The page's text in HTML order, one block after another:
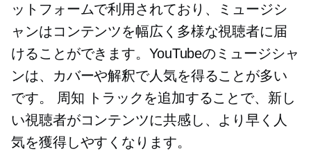
ットフォームで利用されており、ミュージシ
ャンはコンテンツを幅広く多様な視聴者に届
けることができます。YouTubeのミュージシャ
ンは、カバーや解釈で人気を得ることが多い
です。
周知 トラックを追加することで、新し
い視聴者がコンテンツに共感し、より早く人
気を獲得しやすくなります。